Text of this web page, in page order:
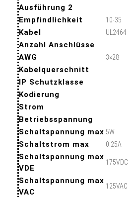
Ausführung 2
Empfindlichkeit
10-35
Kabel UL2464
Anzahl Anschlüsse
AWG
3×28
Kabelquerschnitt
IP Schutzklasse
Kodierung
Strom
Betriebsspannung
Schaltspannung max 5W
Schaltstrom max 0.25A
Schaltspannung max
VDE
175VDC
Schaltspannung max
VAC
125VAC